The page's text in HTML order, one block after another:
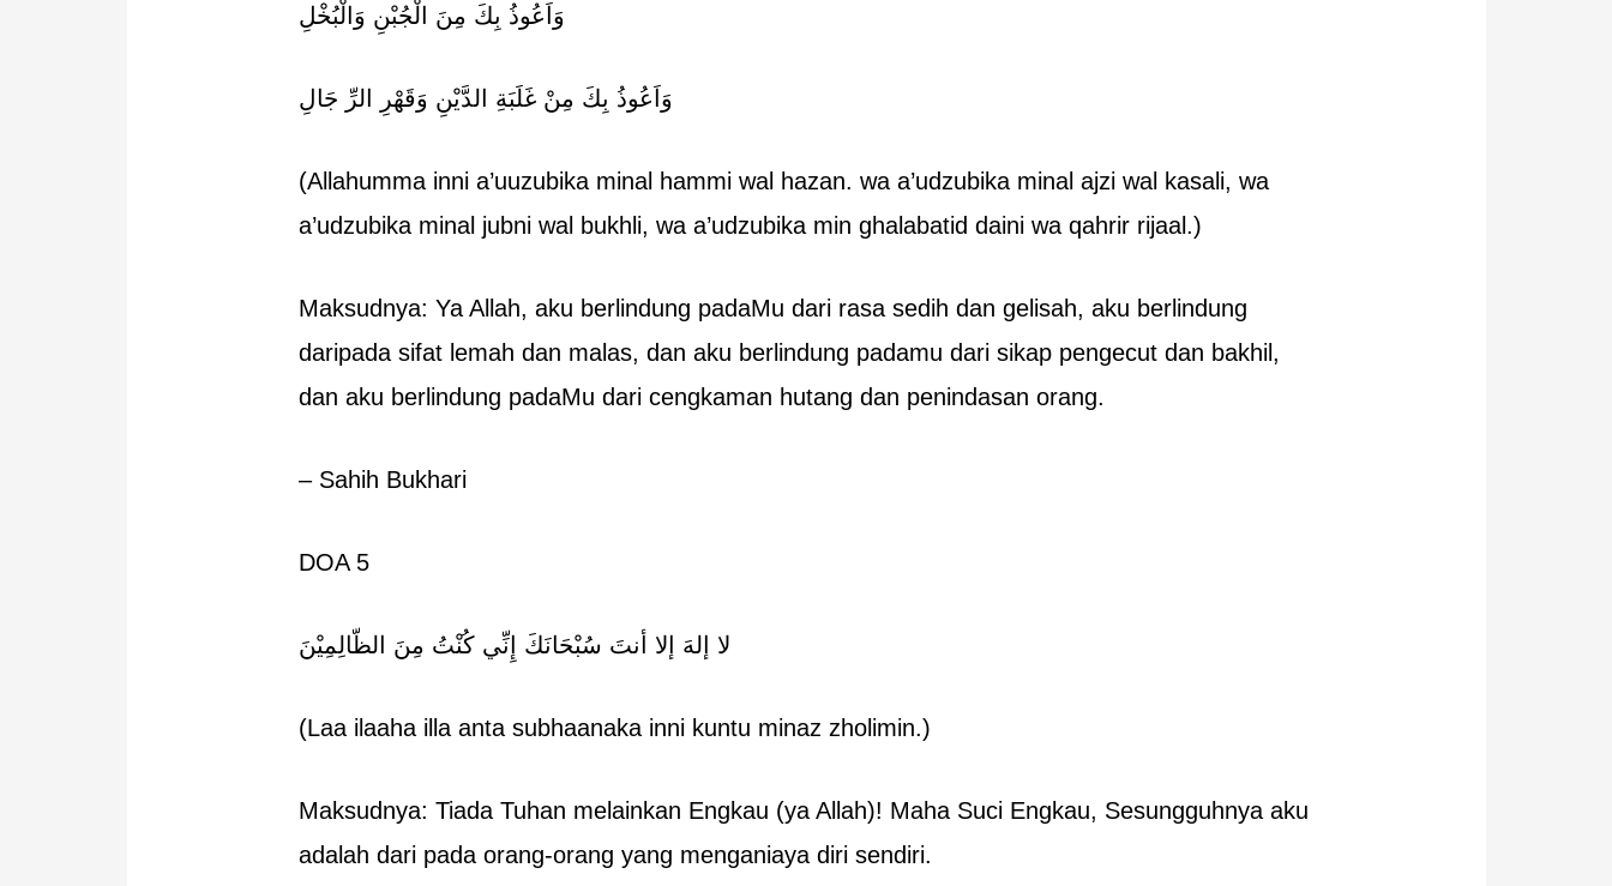
وَاَعُوذُ بِكَ مِنَ الْجُبْنِ وَالْبُخْلِ
وَاَعُوذُ بِكَ مِنْ غَلَبَةِ الدَّيْنِ وَقَهْرِ الرِّ جَالِ
(Allahumma inni a’uuzubika minal hammi wal hazan. wa a’udzubika minal ajzi wal kasali, wa
a’udzubika minal jubni wal bukhli, wa a’udzubika min ghalabatid daini wa qahrir rijaal.)
Maksudnya: Ya Allah, aku berlindung padaMu dari rasa sedih dan gelisah, aku berlindung
daripada sifat lemah dan malas, dan aku berlindung padamu dari sikap pengecut dan bakhil,
dan aku berlindung padaMu dari cengkaman hutang dan penindasan orang.
– Sahih Bukhari
DOA 5
لا إلهَ إلا أنتَ سُبْحَانَكَ إِنِّي كُنْتُ مِنَ الظّالِمِيْنَ
(Laa ilaaha illa anta subhaanaka inni kuntu minaz zholimin.)
Maksudnya: Tiada Tuhan melainkan Engkau (ya Allah)! Maha Suci Engkau, Sesungguhnya aku
adalah dari pada orang-orang yang menganiaya diri sendiri.